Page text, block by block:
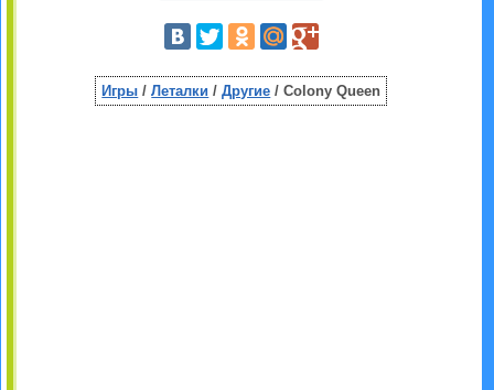
Игры /Леталки /Другие / Colony Queen